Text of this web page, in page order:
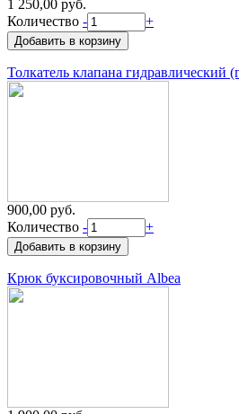
1 250,00 руб.
Количество - +
Толкатель клапана гидравлический
900,00 руб.
Количество - +
Крюк буксировочный Albea